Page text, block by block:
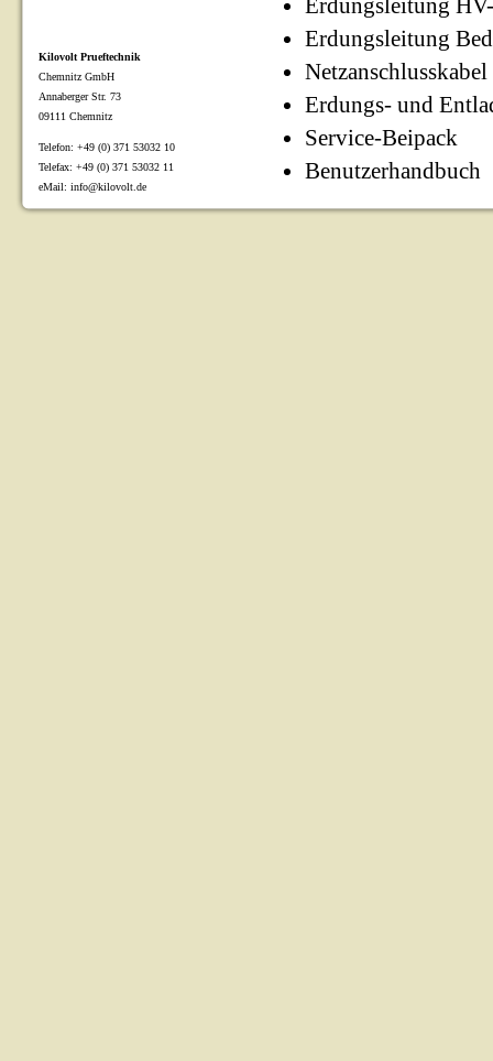
Erdungsleitung
Erdungsleitung
Netzanschlusskabel
Erdungs- und
Service-Beipack
Benutzerhandbuch
Kilovolt Prueftechnik
Chemnitz GmbH
Annaberger Str. 73
09111 Chemnitz
Telefon: +49 (0) 371 53032 10
Telefax: +49 (0) 371 53032 11
eMail: info@kilovolt.de